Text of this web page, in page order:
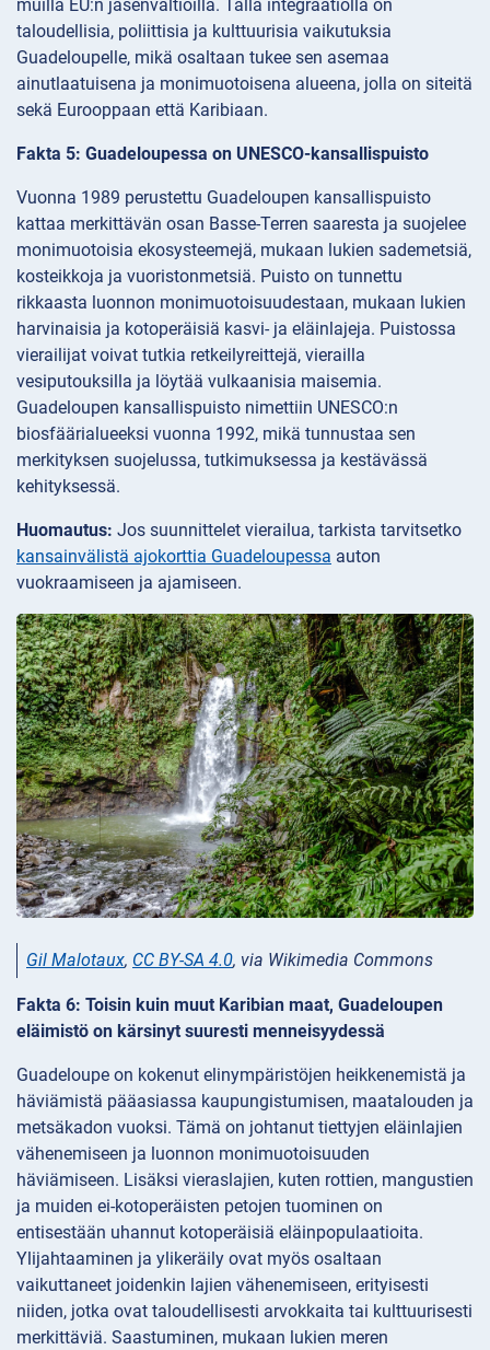
muilla EU:n jäsenvaltioilla. Tällä integraatiolla on
taloudellisia, poliittisia ja kulttuurisia vaikutuksia
Guadeloupelle, mikä osaltaan tukee sen asemaa
ainutlaatuisena ja monimuotoisena alueena, jolla on siteitä
sekä Eurooppaan että Karibiaan.
Fakta 5: Guadeloupessa on UNESCO-kansallispuisto
Vuonna 1989 perustettu Guadeloupen kansallispuisto
kattaa merkittävän osan Basse-Terren saaresta ja suojelee
monimuotoisia ekosysteemejä, mukaan lukien sademetsiä,
kosteikkoja ja vuoristonmetsiä. Puisto on tunnettu
rikkaasta luonnon monimuotoisuudestaan, mukaan lukien
harvinaisia ja kotoperäisiä kasvi- ja eläinlajeja. Puistossa
vierailijat voivat tutkia retkeilyreittejä, vierailla
vesiputouksilla ja löytää vulkaanisia maisemia.
Guadeloupen kansallispuisto nimettiin UNESCO:n
biosfäärialueeksi vuonna 1992, mikä tunnustaa sen
merkityksen suojelussa, tutkimuksessa ja kestävässä
kehityksessä.
Huomautus: Jos suunnittelet vierailua, tarkista tarvitsetko
kansainvälistä ajokorttia Guadeloupessa auton
vuokraamiseen ja ajamiseen.
Gil Malotaux, CC BY-SA 4.0, via Wikimedia Commons
Fakta 6: Toisin kuin muut Karibian maat, Guadeloupen
eläimistö on kärsinyt suuresti menneisyydessä
Guadeloupe on kokenut elinympäristöjen heikkenemistä ja
häviämistä pääasiassa kaupungistumisen, maatalouden ja
metsäkadon vuoksi. Tämä on johtanut tiettyjen eläinlajien
vähenemiseen ja luonnon monimuotoisuuden
häviämiseen. Lisäksi vieraslajien, kuten rottien, mangustien
ja muiden ei-kotoperäisten petojen tuominen on
entisestään uhannut kotoperäisiä eläinpopulaatioita.
Ylijahtaaminen ja ylikeräily ovat myös osaltaan
vaikuttaneet joidenkin lajien vähenemiseen, erityisesti
niiden, jotka ovat taloudellisesti arvokkaita tai kulttuurisesti
merkittäviä. Saastuminen, mukaan lukien meren